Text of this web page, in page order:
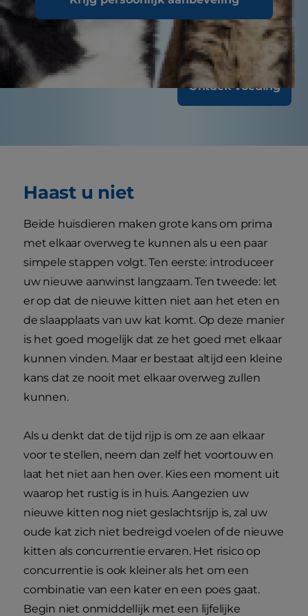
katten met speciale behoeften mogelijk vaker
op controle moeten.
Ontdek Voeding
Haast u niet
Beide huisdieren maken grote kans om prima
met elkaar overweg te kunnen als u een paar
simpele stappen volgt. Ten eerste: introduceer
uw nieuwe aanwinst langzaam. Ten tweede: let
er op dat de nieuwe kitten niet aan het eten en
de slaapplaats van uw kat komt. Op deze manier
is het goed mogelijk dat ze het goed met elkaar
kunnen vinden. Maar er bestaat altijd een kleine
kans dat ze nooit met elkaar overweg zullen
kunnen.
Als u denkt dat de tijd rijp is om ze aan elkaar
voor te stellen, neem dan zelf het voortouw en
laat het niet aan hen over. Kies een moment uit
waarop het rustig is in huis. Aangezien uw
nieuwe kitten nog niet geslachtsrijp is, zal uw
oude kat zich niet bedreigd voelen of de nieuwe
kitten als concurrentie ervaren. Het risico op
concurrentie is ook kleiner als het om een
combinatie van een kater en een poes gaat.
Begin niet onmiddellijk met een lijfelijke